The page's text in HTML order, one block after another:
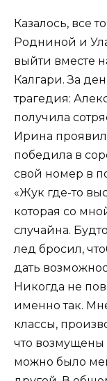
Казалось, все
Родниной и
выйти вместе
Калгари. За
трагедия:
получила
Ирина
победила в
свой номер в
«Жук где-то
которая со
случайна.
лед бросил,
дать
Никогда не
именно так.
классы,
что возмущены
можно было